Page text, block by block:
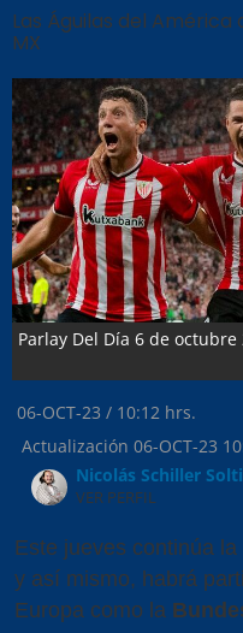
Las Águilas del América
MX
Parlay Del Día 6 de octubre
06-OCT-23 / 10:12 hrs.
Actualización 06-OCT-23
Nicolás Schiller Solti
VER PERFIL
Este jueves continúa
y así mismo, habrá
Europa como la